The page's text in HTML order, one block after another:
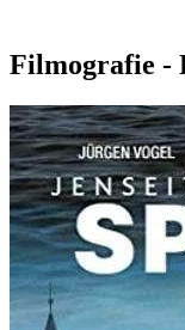
Filmografie -